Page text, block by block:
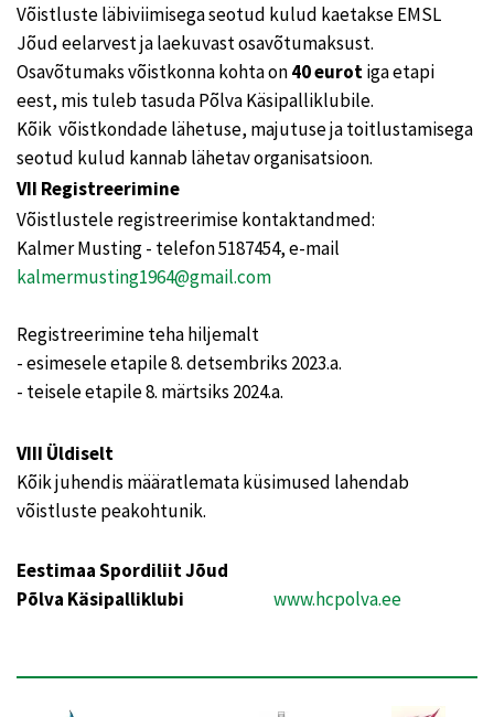
Võistluste läbiviimisega seotud kulud kaetakse EMSL
Jõud eelarvest ja laekuvast osavõtumaksust.
Osavõtumaks võistkonna kohta on40 eurotiga etapi
eest, mis tuleb tasuda Põlva Käsipalliklubile.
Kõik võistkondade lähetuse, majutuse ja toitlustamisega
seotud kulud kannab lähetav organisatsioon.
VII Registreerimine
Võistlustele registreerimise kontaktandmed:
Kalmer Musting - telefon 5187454, e-mail
kalmermusting1964@gmail.com
Registreerimine teha hiljemalt
- esimesele etapile 8. detsembriks 2023.a.
- teisele etapile 8. märtsiks 2024.a.
VIII Üldiselt
Kõik juhendis määratlemata küsimused lahendab
võistluste peakohtunik.
Eestimaa Spordiliit Jõud
Põlva Käsipalliklubi www.hcpolva.ee